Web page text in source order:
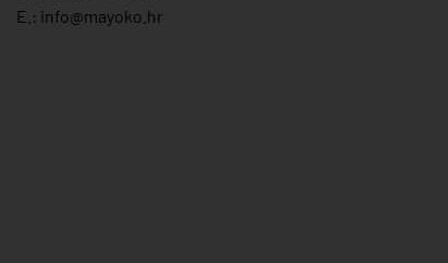
E.: info@mayoko. hr